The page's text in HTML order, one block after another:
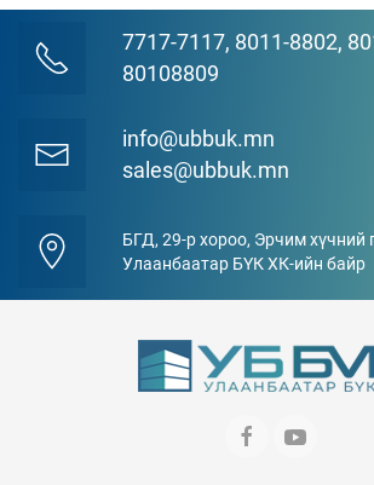
7717-7117, 8011-8802,
80108809
info@ubbuk.mn
sales@ubbuk.mn
БГД, 29-р хороо, Эрчим хүчний
Улаанбаатар БҮК ХК-ийн байр